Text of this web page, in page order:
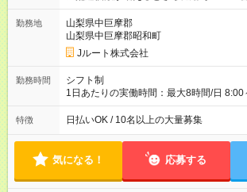
ど！ ・主要都市エリア 月収55万円／週5日稼働 月収65万~112
万円／週6日稼働 ・地方郊外エリア 月収40万円／週5日稼働 月
収40万円~50万円／週6日稼働 ＜モデルイメージ＞ ■月収50万
円 (27歳男性/江東区在住)※元建築関係 1
(日休み) ■月収80万円(43歳男性/墨田区在住)※元営業 1日200個
勤務地
山梨県中巨摩郡
山梨県中巨摩郡昭和町
Jルート株式会社
勤務時間
シフト制
1日あたりの実働時間：最大8時間/日
働8時間） ※週5日勤務（場所次第では週
よって時間外での勤務可能性有り ※案件
特徴 日払いOK / 10名以上の大量募集
気になる！ 応募する